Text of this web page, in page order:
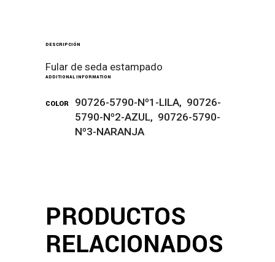
DESCRIPCIÓN
Fular de seda estampado
ADDITIONAL INFORMATION
COLOR
90726-5790-Nº1-LILA, 90726-
5790-Nº2-AZUL, 90726-5790-
Nº3-NARANJA
PRODUCTOS
RELACIONADOS